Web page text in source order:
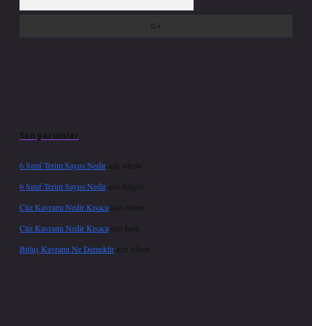
Son yorumlar
6 Sınıf Terim Sayısı Nedir için
admin
6 Sınıf Terim Sayısı Nedir için Nilgün
Cüz Kavramı Nedir Kısaca için
admin
Cüz Kavramı Nedir Kısaca için İpek
Buluş Kavramı Ne Demektir için admin